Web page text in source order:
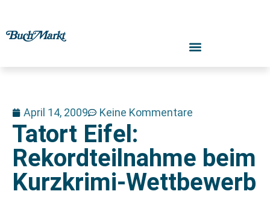
April 14, 2009 Keine Kommentare
Tatort Eifel:
Rekordteilnahme beim
Kurzkrimi-Wettbewerb